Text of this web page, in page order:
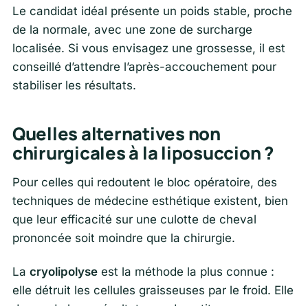
Le candidat idéal présente un poids stable, proche
de la normale, avec une zone de surcharge
localisée. Si vous envisagez une grossesse, il est
conseillé d’attendre l’après-accouchement pour
stabiliser les résultats.
Quelles alternatives non
chirurgicales à la liposuccion ?
Pour celles qui redoutent le bloc opératoire, des
techniques de médecine esthétique existent, bien
que leur efficacité sur une culotte de cheval
prononcée soit moindre que la chirurgie.
La cryolipolyse est la méthode la plus connue :
elle détruit les cellules graisseuses par le froid. Elle